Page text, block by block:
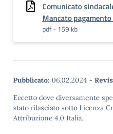
Comunicato
Mancato
pdf - 159 kb
Pubblicato: 06.02.2024 -
Eccetto dove diversamente
stato rilasciato sotto Licenza
Attribuzione 4.0 Italia.